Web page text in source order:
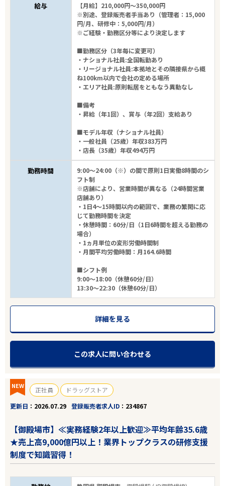
給与
【月給】210,000円～350,000円
※別途、登録販売者手当あり（管理者：15,000
円/月、研修中：5,000円/月）
※ご経験・勤務区分等により決定します
■勤務区分（3年毎に変更可）
・ナショナル社員:全国転勤あり
・リージョナル社員:本拠地とその隣接県から概
ね100km以内で会社の定める場所
・エリア社員:原則転居をともなう異動なし
■備考
・昇給（年1回）、賞与（年2回）支給あり
■モデル年収（ナショナル社員）
・一般社員（25歳）年収383万円
・店長（35歳）年収494万円
勤務時間
9:00～24:00（※）の間で原則1日実働8時間のシ
フト制
※店舗により、営業時間が異なる（24時間営業
店舗あり）
・1日4～15時間以内の範囲で、業務の繁閑に応
じて勤務時間を決定
・休憩時間：60分/日（1日6時間を超える勤務の
場合）
・1ヵ月単位の変形労働時間制
・月間平均労働時間：月164.6時間
■シフト例
9:00～18:00（休憩60分/日）
13:30～22:30（休憩60分/日）
詳細を見る
この求人に問い合わせる
NEW 正社員
ドラッグストア
更新日
2026.07.29 登録販売者求人ID 234867
【御殿場市】≪実務経験2年以上歓迎≫平均年齢35.6歳
★売上高9,000億円以上！業界トップクラスの研修支援
制度で知識習得！